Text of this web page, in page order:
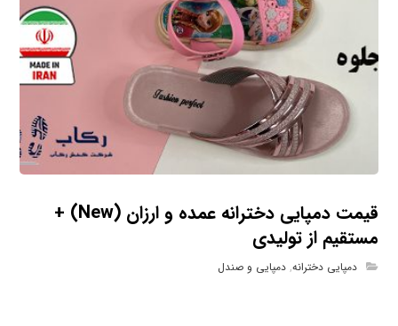
قیمت دمپایی دخترانه عمده و ارزان (New) +
مستقیم از تولیدی
دمپایی دخترانه,دمپایی و صندل